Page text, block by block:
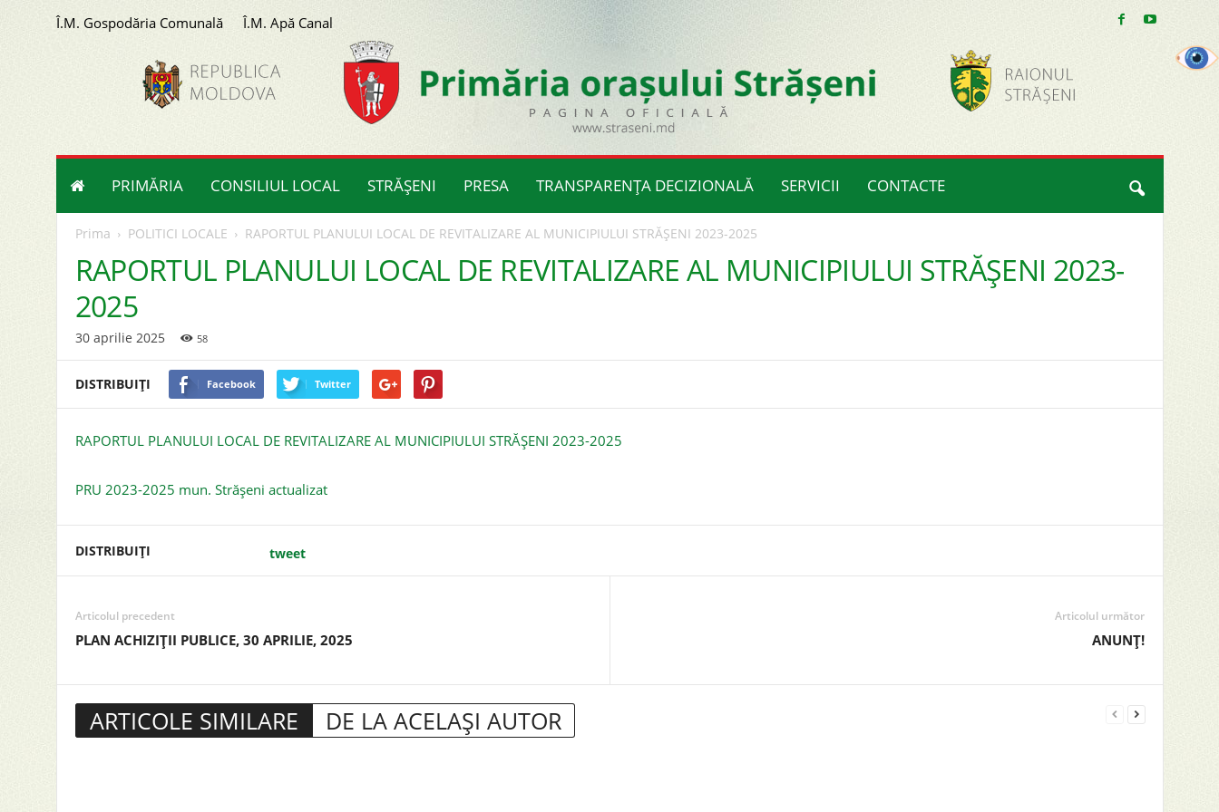
Î.M. Gospodăria Comunală
Î.M. Apă Canal
PRIMĂRIA CONSILIUL LOCAL STRĂȘENI PRESA TRANSPARENȚA DECIZIONALĂ SERVICII CONTACTE
Prima POLITICI LOCALE RAPORTUL PLANULUI LOCAL DE REVITALIZARE AL MUNICIPIULUI STRĂȘENI 2023-2025
RAPORTUL PLANULUI LOCAL DE REVITALIZARE AL MUNICIPIULUI STRĂȘENI 2023-
2025
30 aprilie 2025 58
DISTRIBUIȚI Facebook Twitter
RAPORTUL PLANULUI LOCAL DE REVITALIZARE AL MUNICIPIULUI STRĂȘENI 2023-2025
PRU 2023-2025 mun. Strășeni actualizat
DISTRIBUIȚI tweet
Articolul precedent
PLAN ACHIZIȚII PUBLICE, 30 APRILIE, 2025
Articolul următor
ANUNȚ!
ARTICOLE SIMILARE DE LA ACELAȘI AUTOR